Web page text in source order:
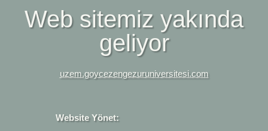
Web sitemiz yakında
geliyor
uzem.goycezengezuruniversitesi.com
Website Yönet: